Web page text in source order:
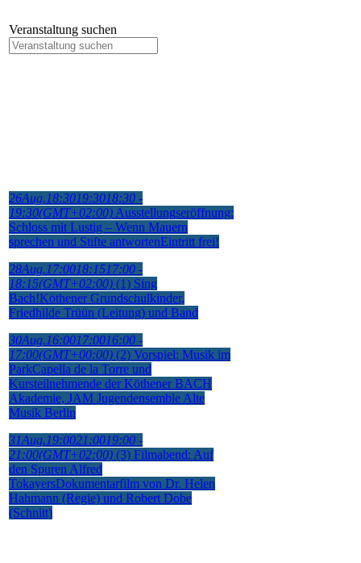
Veranstaltung suchen
26Aug.18:3019:3018:30 -
19:30(GMT+02:00) Ausstellungseröffnung:
Schloss mit Lustig – Wenn Mauern
sprechen und Stifte antwortenEintritt frei!
28Aug.17:0018:1517:00 -
18:15(GMT+02:00) (1) Sing
Bach!Köthener Grundschulkinder,
Friedhilde Trüün (Leitung) und Band
30Aug.16:0017:0016:00 -
17:00(GMT+00:00) (2) Vorspiel: Musik im
ParkCapella de la Torre und
Kursteilnehmende der Köthener BACH
Akademie, JAM Jugendensemble Alte
Musik Berlin
31Aug.19:0021:0019:00 -
21:00(GMT+02:00) (3) Filmabend: Auf
den Spuren Alfred
TokayersDokumentarfilm von Dr. Helen
Hahmann (Regie) und Robert Dobe
(Schnitt)